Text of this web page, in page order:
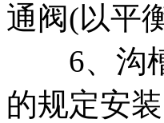
通阀(以平
6、沟槽
的规定安装